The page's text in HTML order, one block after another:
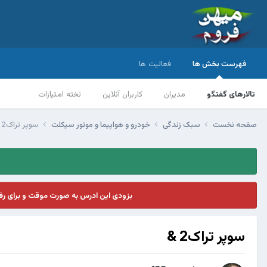
فهرست بخش ها
تالارهای گفتگو مدیران کاربران آنلاین تخته امتیازات
فعالیت ها
صفحه نخست سبک زندگی خودرو و هواپیما و موتور سیکلت سوپر تراک2 &
بزودی این ادرس به صورت موقت و برای
سوپر تراک2 &